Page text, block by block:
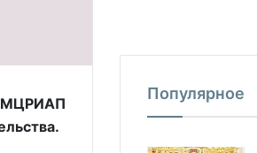
МЦРИАП
Популярное